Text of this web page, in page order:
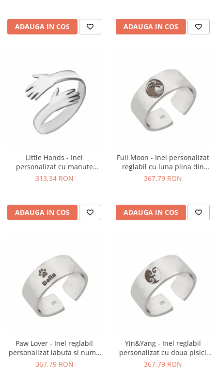
ADAUGA IN COS ADAUGA IN COS
Little Hands - Inel
personalizat cu manute
reglabil asimetric din argint
313,34 RON
ADAUGA IN COS
Full Moon - Inel personalizat
reglabil cu luna plina din
argint 925
367,79 RON
ADAUGA IN COS
Paw Lover - Inel reglabil
personalizat labuta si nume
din argint 925
367,79 RON
Yin&Yang - Inel reglabil
personalizat cu doua pisici
din argint 925
367,79 RON